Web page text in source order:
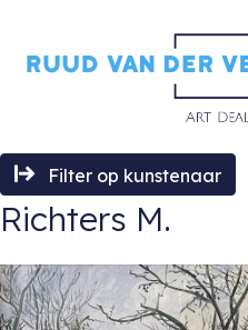
Filter op kunstenaar
Richters M.